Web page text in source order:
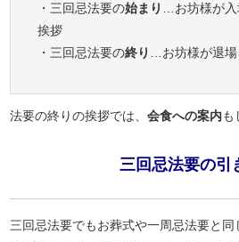
・三回忌法要の始まり …お坊様が入
挨拶
・三回忌法要の終り …お坊様が退
法要の終りの挨拶では、会食への案内も
三回忌法要の引
三回忌法要でもお葬式や一周忌法要と